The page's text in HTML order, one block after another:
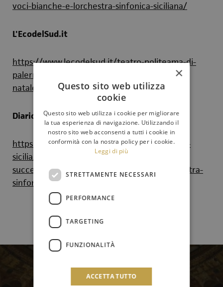
voci-bianche-e-lorchestra-sinfonica-siciliana/
L'EcodelSud.it
https://www.lecodelsud.it/teatro-politeama-di-
palermo-grande-successo-per-il-concerto-di-
natale-dellorchestra-sinfonica-siciliana
Diariod'Italia.it
https://www.diarioditalia.it/regioni/regionale-
sicilia/teatro-politeama-di-palermo-grande-
successo-per-il-concerto-di-natale-dellorchestra-
sinfonica-siciliana/
Newsletter
×
Questo sito web utilizza
cookie
Questo sito web utilizza i cookie per migliorare
la tua esperienza di navigazione. Utilizzando il
nostro sito web acconsenti a tutti i cookie in
conformità con la nostra policy per i cookie.
Leggi di più
STRETTAMENTE NECESSARI
PERFORMANCE
TARGETING
FUNZIONALITÀ
ACCETTA TUTTO